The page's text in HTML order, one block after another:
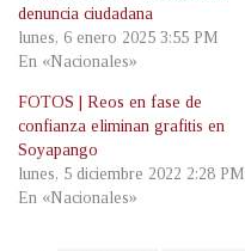
denuncia ciudadana
lunes, 6 enero 2025 3:55 PM
En «Nacionales»
FOTOS | Reos en fase de
confianza eliminan grafitis en
Soyapango
lunes, 5 diciembre 2022 2:28 PM
En «Nacionales»